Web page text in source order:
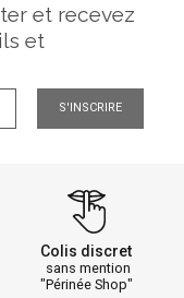
et recevez
et
S'INSCRIRE
Colis discret
sans mention
"Périnée Shop"